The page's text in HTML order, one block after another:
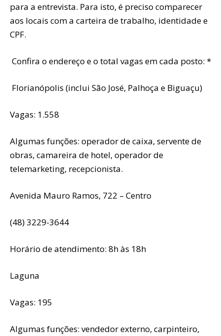
para a entrevista. Para isto, é preciso comparecer
aos locais com a carteira de trabalho, identidade e
CPF.
Confira o endereço e o total vagas em cada posto: *
Florianópolis (inclui São José, Palhoça e Biguaçu)
Vagas: 1.558
Algumas funções: operador de caixa, servente de
obras, camareira de hotel, operador de
telemarketing, recepcionista.
Avenida Mauro Ramos, 722 – Centro
(48) 3229-3644
Horário de atendimento: 8h às 18h
Laguna
Vagas: 195
Algumas funções: vendedor externo, carpinteiro,